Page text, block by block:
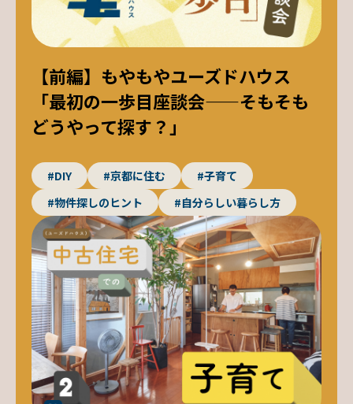
【前編】もやもやユーズドハウス
「最初の一歩目座談会——そもそも
どうやって探す？」
#DIY #京都に住む
#子育て
#物件探しのヒント
#自分らしい暮らし方